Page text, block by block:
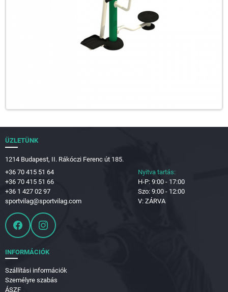
ÜZLETÜNK
1214 Budapest, II. Rákóczi Ferenc út 185.
+36 70 415 51 64
+36 70 415 51 66
+36 1 427 02 97
sportvilag@sportvilag.com
Nyitva tartás:
H-P: 9:00 - 17:00
Szo: 9:00 - 12:00
V: ZÁRVA
INFORMÁCIÓK
Szállítási információk
Személyre szabás
ÁSZF